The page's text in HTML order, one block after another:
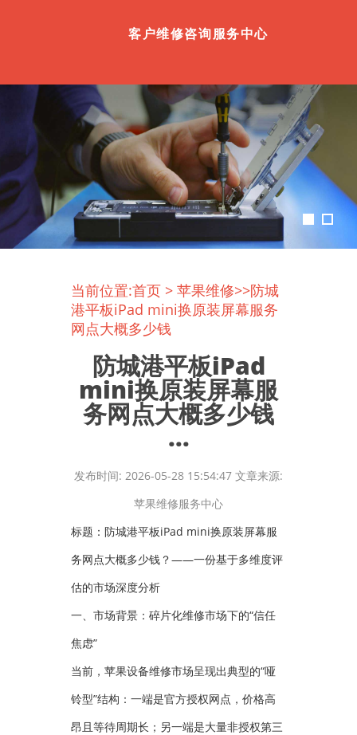
客户维修咨询服务中心
当前位置:首页 > 苹果维修>>防城
港平板iPad mini换原装屏幕服务
网点大概多少钱
防城港平板iPad
mini换原装屏幕服
务网点大概多少钱
...
发布时间: 2026-05-28 15:54:47 文章来源:
苹果维修服务中心
标题：防城港平板iPad mini换原装屏幕服
务网点大概多少钱？——一份基于多维度评
估的市场深度分析
一、市场背景：碎片化维修市场下的“信任
焦虑”
当前，苹果设备维修市场呈现出典型的“哑
铃型”结构：一端是官方授权网点，价格高
昂且等待周期长；另一端是大量非授权第三